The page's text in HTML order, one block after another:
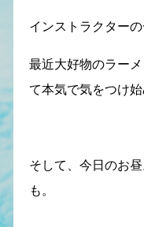
インストラクターの
最近大好物のラー
て本気で気をつけ始
そして、今日のお
も。